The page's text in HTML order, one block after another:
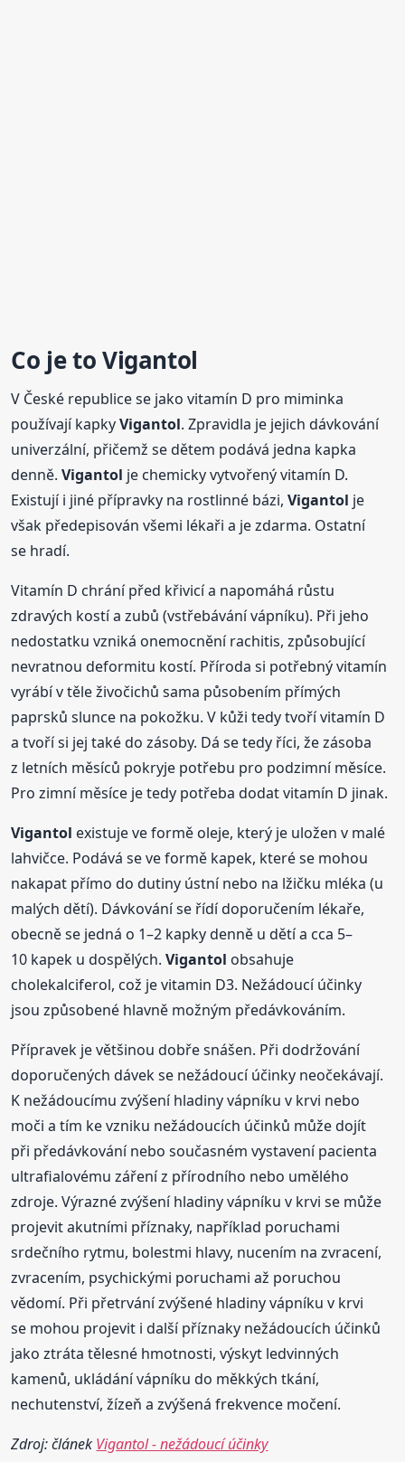
Co je toVigantol
V České republice se jako vitamín D pro miminka
používají kapkyVigantol. Zpravidla je jejich dávkování
univerzální, přičemž se dětem podává jedna kapka
denně.Vigantol je chemicky vytvořený vitamín D.
Existují i jiné přípravky na rostlinné bázi,Vigantol je
však předepisován všemi lékaři a je zdarma. Ostatní
se hradí.
Vitamín D chrání před křivicí a napomáhá růstu
zdravých kostí a zubů (vstřebávání vápníku). Při jeho
nedostatku vzniká onemocnění rachitis, způsobující
nevratnou deformitu kostí. Příroda si potřebný vitamín
vyrábí v těle živočichů sama působením přímých
paprsků slunce na pokožku. V kůži tedy tvoří vitamín D
a tvoří si jej také do zásoby. Dá se tedy říci, že zásoba
z letních měsíců pokryje potřebu pro podzimní měsíce.
Pro zimní měsíce je tedy potřeba dodat vitamín D jinak.
Vigantol existuje ve formě oleje, který je uložen v malé
lahvičce. Podává se ve formě kapek, které se mohou
nakapat přímo do dutiny ústní nebo na lžičku mléka (u
malých dětí). Dávkování se řídí doporučením lékaře,
obecně se jedná o 1–2 kapky denně u dětí a cca 5–
10 kapek u dospělých.Vigantol obsahuje
cholekalciferol, což je vitamin D3. Nežádoucí účinky
jsou způsobené hlavně možným předávkováním.
Přípravek je většinou dobře snášen. Při dodržování
doporučených dávek se nežádoucí účinky neočekávají.
K nežádoucímu zvýšení hladiny vápníku v krvi nebo
moči a tím ke vzniku nežádoucích účinků může dojít
při předávkování nebo současném vystavení pacienta
ultrafialovému záření z přírodního nebo umělého
zdroje. Výrazné zvýšení hladiny vápníku v krvi se může
projevit akutními příznaky, například poruchami
srdečního rytmu, bolestmi hlavy, nucením na zvracení,
zvracením, psychickými poruchami až poruchou
vědomí. Při přetrvání zvýšené hladiny vápníku v krvi
se mohou projevit i další příznaky nežádoucích účinků
jako ztráta tělesné hmotnosti, výskyt ledvinných
kamenů, ukládání vápníku do měkkých tkání,
nechutenství, žízeň a zvýšená frekvence močení.
Zdroj: článek Vigantol - nežádoucí účinky